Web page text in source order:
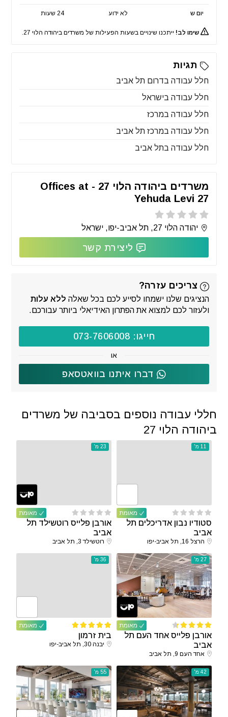
יום ש לא ידוע 24 שעות
שימו לב! ייתכנו שינויים בשעות הפעילות של משרדים ביהודה הלוי 27.
תגיות
חלל עבודה בדרום תל אביב
חלל עבודה בישראל
חלל עבודה במרכז
חלל עבודה במרכז תל אביב
חלל עבודה בתל אביב
משרדים ביהודה הלוי 27 - Offices at
Yehuda Levi 27
יהודה הלוי 27, תל אביב-יפו, ישראל
ליצירת קשר
צריכים עזרה?
הנציגים שלנו ישמחו לסייע לכם בכל שאלה ללא עלות
ולעזור לכם למצוא את הפתרון האידיאלי ביותר עבורכם.
חייגו: 073-7606008
או
דברו איתנו בוואטסאפ
חללי עבודה נוספים בסביבה של משרדים
ביהודה הלוי 27
מאומת
11 מ'
סטודיו נבון אדריכלים תל
אביב
הרצל 16, תל אביב-יפו
מאומת
23 מ'
אורבן פלייס רוטשילד תל
אביב
רוטשילד 3, תל אביב
מאומת
27 מ'
אורבן פלייס אחד העם תל
אביב
אחד העם 9, תל אביב
מאומת
36 מ'
בית זרמון
יבנה 30, תל אביב-יפו
42 מ' 55 מ'